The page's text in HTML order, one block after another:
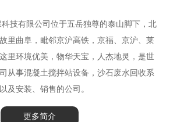
有限公司位于五岳独尊的泰山脚下，北
里曲阜，毗邻京沪高铁，京福、京沪、莱
里环境优美，物华天宝，人杰地灵，是世
从事混凝土搅拌站设备，沙石废水回收系
及安装、销售的公司。
更多简介